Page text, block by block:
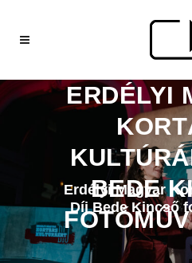
ERDÉLYI
BEDE
Erdélyi Magyar
Díj Bede Kincső